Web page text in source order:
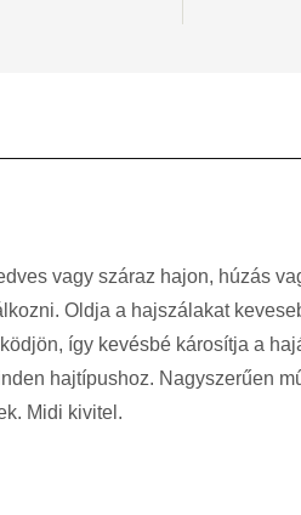
vagy száraz hajon, húzás
Oldja a hajszálakat
így kevésbé károsítja a
hajtípushoz. Nagyszerűen
Midi kivitel.